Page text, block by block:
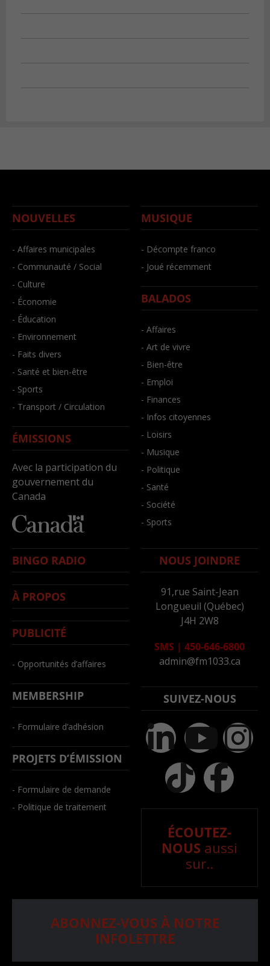
NOUVELLES
- Affaires municipales
- Communauté / Social
- Culture
- Économie
- Éducation
- Environnement
- Faits divers
- Santé et bien-être
- Sports
- Transport / Circulation
ÉMISSIONS
Avec la participation du
gouvernement du
Canada
MUSIQUE
- Décompte franco
- Joué récemment
BALADOS
- Affaires
- Art de vivre
- Bien-être
- Emploi
- Finances
- Infos citoyennes
- Loisirs
- Musique
- Politique
- Santé
- Société
- Sports
BINGO RADIO
À PROPOS
PUBLICITÉ
- Opportunités d’affaires
MEMBERSHIP
- Formulaire d’adhésion
PROJETS D’ÉMISSION
- Formulaire de demande
- Politique de traitement
NOUS JOINDRE
91,rue Saint-Jean
Longueuil (Québec)
J4H 2W8
SMS | 450-646-6800
admin@fm1033.ca
SUIVEZ-NOUS
ÉCOUTEZ-
NOUS aussi
sur..
ABONNEZ-VOUS À NOTRE
INFOLETTRE